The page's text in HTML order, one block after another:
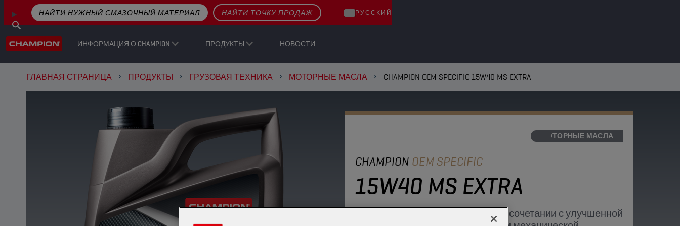
ИНФОРМАЦИЯ О CHAMPION ПРОДУКТЫ НОВОСТИ
НАЙТИ НУЖНЫЙ СМАЗОЧНЫЙ МАТЕРИАЛ НАЙТИ ТОЧКУ ПРОДАЖ РУССКИЙ
ГЛАВНАЯ СТРАНИЦА ПРОДУКТЫ ГРУЗОВАЯ ТЕХНИКА МОТОРНЫЕ МАСЛА CHAMPION OEM SPECIFIC 15W40 MS EXTRA
МОТОРНЫЕ МАСЛА
CHAMPION OEM SPECIFIC
15W40 MS EXTRA
Высокая устойчивость к износу в сочетании с улучшенной